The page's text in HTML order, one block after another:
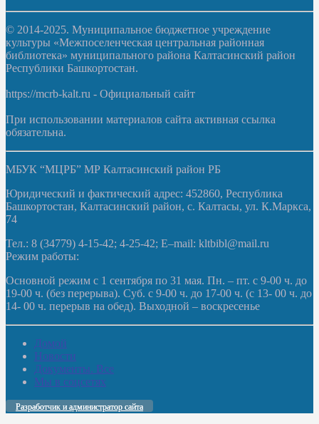
© 2014-2025. Муниципальное бюджетное учреждение
культуры «Межпоселенческая центральная районная
библиотека» муниципального района Калтасинский район
Республики Башкортостан.
https://mcrb-kalt.ru - Официальный сайт
При использовании материалов сайта активная ссылка
обязательна.
МБУК “МЦРБ” МР Калтасинский район РБ
Юридический и фактический адрес: 452860, Республика
Башкортостан, Калтасинский район, с. Калтасы, ул. К.Маркса,
74
Тел.: 8 (34779) 4-15-42; 4-25-42; E–mail: kltbibl@mail.ru
Режим работы:
Основной режим с 1 сентября по 31 мая. Пн. – пт. с 9-00 ч. до
19-00 ч. (без перерыва). Суб. с 9-00 ч. до 17-00 ч. (с 13- 00 ч. до
14- 00 ч. перерыв на обед). Выходной – воскресенье
Домой
Новости
Документы. Все
Мы в соцсетях
Разработчик и администратор сайта